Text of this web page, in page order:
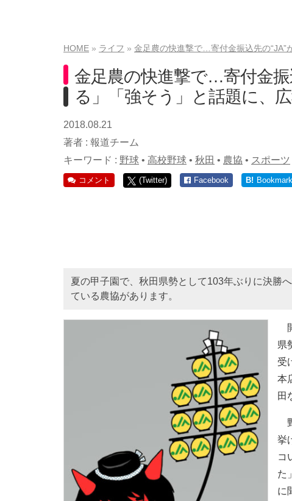
HOME ライフ 金足農の快進撃で…寄付金振込先の“JA”
金足農の快進撃で…寄付金振
る」「強そう」と話題に、
2018.08.21
著者 : 報道チーム
キーワード : 野球 • 高校野球 • 秋田 • 農協 • スポーツ
コメント (Twitter) Facebook B! Bookmark
夏の甲子園で、秋田県勢として103年ぶりに決勝
ている農協があります。
県
受
本
田
挙
コ
た
に